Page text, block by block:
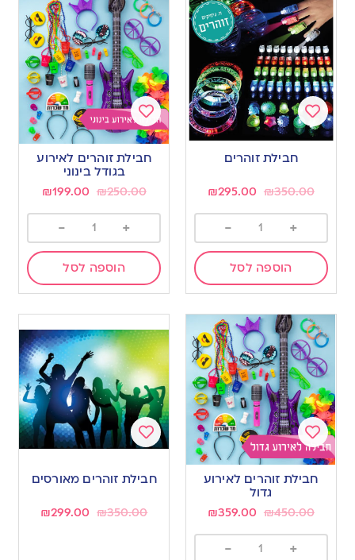
Add
חבילת זוהרים
₪350.00
₪295.00
+
-
הוספה לסל
Add
to
wishlist
חבילת זוהרים לאירוע
בגודל בינוני
₪250.00
₪199.00
+
-
הוספה לסל
Add
to
wishlist
חבילת זוהרים לאירוע
גדול
₪450.00
₪359.00
+
-
to
wishlist
חבילת זוהרים מאורסים
₪350.00
₪299.00